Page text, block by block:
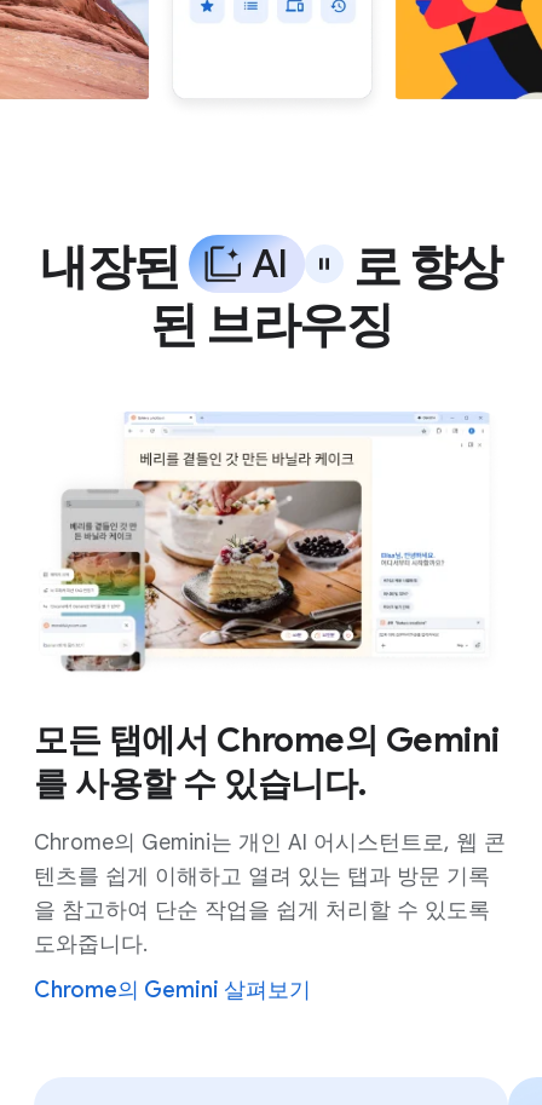
내장된 AI
로 향상
된 브라우징
모든 탭에서 Chrome의 Gemini
를 사용할 수 있습니다.
Chrome의 Gemini는 개인 AI 어시스턴트로, 웹 콘
텐츠를 쉽게 이해하고 열려 있는 탭과 방문 기록
을 참고하여 단순 작업을 쉽게 처리할 수 있도록
도와줍니다.
Chrome의 Gemini 살펴보기